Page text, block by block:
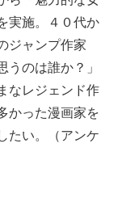
実施。４０代か
ジャンプ作家
うのは誰か？」
なレジェンド作
かった漫画家を
たい。（アンケ